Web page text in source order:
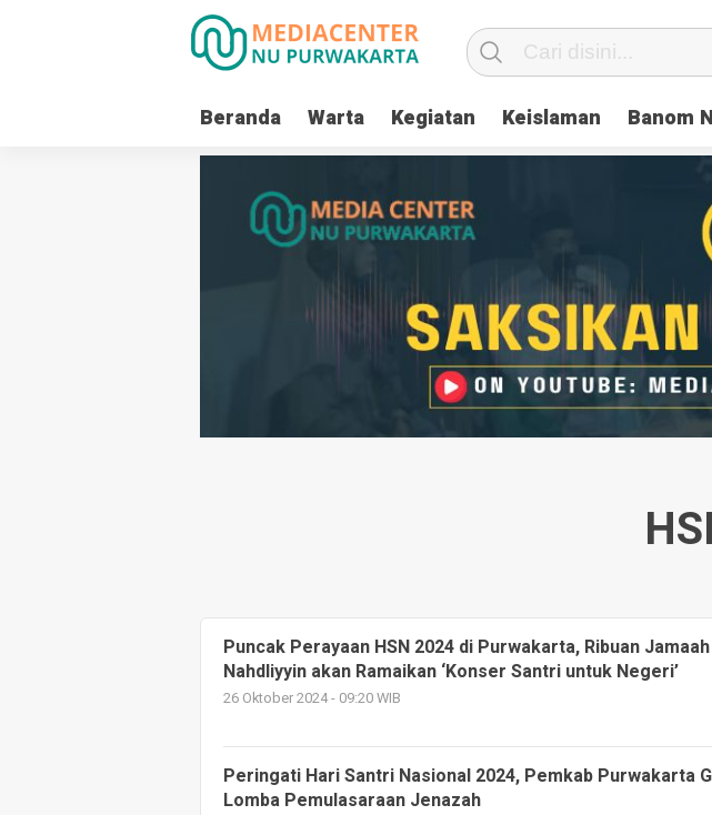
Beranda Warta Kegiatan Keislaman Banom
Puncak Perayaan HSN 2024 di Purwakarta, Ribuan Jamaah
Nahdliyyin akan Ramaikan ‘Konser Santri untuk Negeri’
26 Oktober 2024 - 09:20 WIB
Peringati Hari Santri Nasional 2024, Pemkab Purwakarta
Lomba Pemulasaraan Jenazah